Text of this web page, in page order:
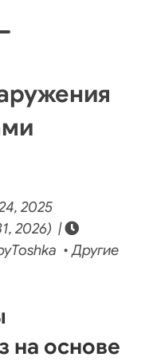
2025
2026) |
• Другие
на основе